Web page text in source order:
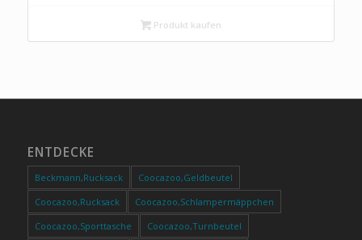
Kinderzimme Babyzimmer Schlafzimmer
Wanddeko
Produkt kaufen
ENTDECKE
Beckmann,Rucksack
Coocazoo,Geldbeutel
Coocazoo,Rucksack
Coocazoo,Schlampermäppchen
Coocazoo,Sporttasche
Coocazoo,Turnbeutel